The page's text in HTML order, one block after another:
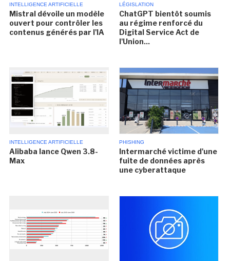
INTELLIGENCE ARTIFICIELLE
Mistral dévoile un modèle
ouvert pour contrôler les
contenus générés par l'IA
LÉGISLATION
ChatGPT bientôt soumis
au régime renforcé du
Digital Service Act de
l'Union...
INTELLIGENCE ARTIFICIELLE
Alibaba lance Qwen 3.8-
Max
PHISHING
Intermarché victime d'une
fuite de données après
une cyberattaque